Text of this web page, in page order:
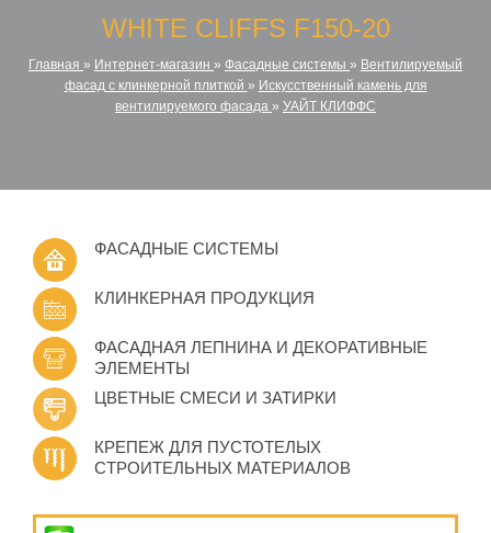
WHITE CLIFFS F150-20
Главная » Интернет-магазин » Фасадные системы » Вентилируемый
фасад с клинкерной плиткой » Искусственный камень для
вентилируемого фасада » УАЙТ КЛИФФС
ФАСАДНЫЕ СИСТЕМЫ
КЛИНКЕРНАЯ ПРОДУКЦИЯ
ФАСАДНАЯ ЛЕПНИНА И ДЕКОРАТИВНЫЕ
ЭЛЕМЕНТЫ
ЦВЕТНЫЕ СМЕСИ И ЗАТИРКИ
КРЕПЕЖ ДЛЯ ПУСТОТЕЛЫХ
СТРОИТЕЛЬНЫХ МАТЕРИАЛОВ